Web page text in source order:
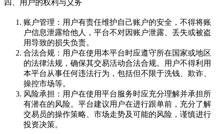
四、用户的权利与义务
账户管理：用户有责任维护自己账户的安全，不得将账
户信息泄露给他人，平台不对因账户泄露、丢失或被盗
用导致的损失负责。
合法合规：用户在使用本平台时应遵守所在国家或地区
的法律法规，确保其交易活动合法合规。用户不得利用
本平台从事任何违法行为，包括但不限于洗钱、欺诈、
操控市场等。
风险承担：用户在使用平台服务时应充分理解并承担所
有潜在的风险。平台建议用户在进行跟单前，充分了解
交易员的操作策略、市场走势及可能的风险，谨慎进行
投资决策。